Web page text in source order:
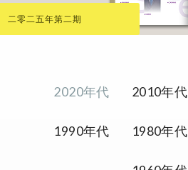
二零二五年第二期
2020年代 2010年代
1990年代 1980年代